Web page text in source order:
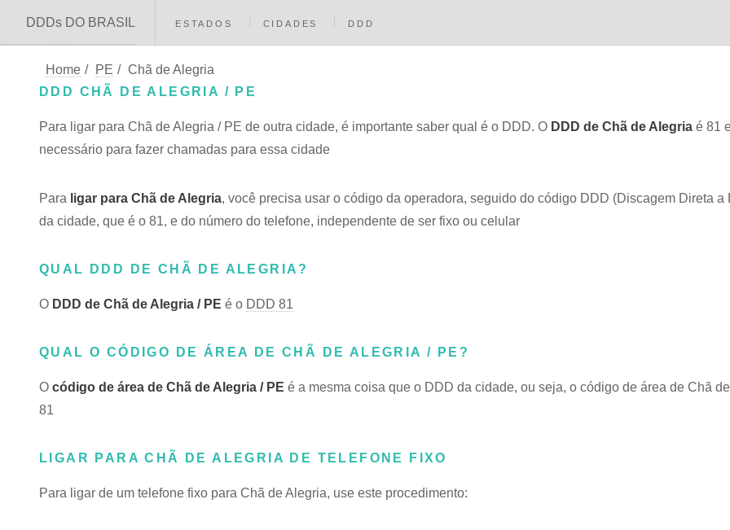
DDDs DO BRASIL ESTADOS CIDADES DDD
Home / PE / Chã de Alegria
DDD CHÃ DE ALEGRIA / PE
Para ligar para Chã de Alegria / PE de outra cidade, é importante saber qual é o DDD. O DDD de Chã de Alegria é 81
necessário para fazer chamadas para essa cidade
Para ligar para Chã de Alegria, você precisa usar o código da operadora, seguido do código DDD (Discagem Direta a
da cidade, que é o 81, e do número do telefone, independente de ser fixo ou celular
QUAL DDD DE CHÃ DE ALEGRIA?
O DDD de Chã de Alegria / PE é o DDD 81
QUAL O CÓDIGO DE ÁREA DE CHÃ DE ALEGRIA / PE?
O código de área de Chã de Alegria / PE é a mesma coisa que o DDD da cidade, ou seja, o código de área de Chã
81
LIGAR PARA CHÃ DE ALEGRIA DE TELEFONE FIXO
Para ligar de um telefone fixo para Chã de Alegria, use este procedimento: